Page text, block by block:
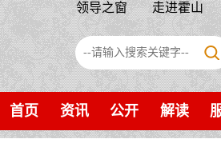
领导之窗 走进霍山
首页 资讯 公开 解读